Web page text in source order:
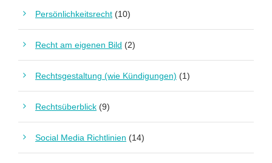
Persönlichkeitsrecht (10)
Recht am eigenen Bild (2)
Rechtsgestaltung (wie Kündigungen) (1)
Rechtsüberblick (9)
Social Media Richtlinien (14)